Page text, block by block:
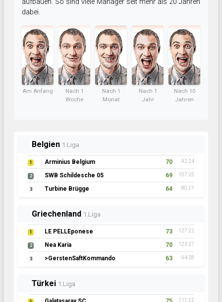
aufbauen. So sind viele Manager seit mehr als 20 Jahren
dabei.
Am Anfang
Nach 1
Woche
Nach 1
Monat
Nach 1
Jahr
Nach 10
Jahren
Belgien 1.Liga
1 Arminius Belgium 70 92:24
2 SWB Schildesche 05 69 107:25
3 Turbine Brügge 64 80:21
Griechenland 1.Liga
1 LE PELLEponese 73 127:22
2 Nea Karia 70 123:27
3 >GerstenSaftKommando 63 94:28
Türkei 1.Liga
117:22